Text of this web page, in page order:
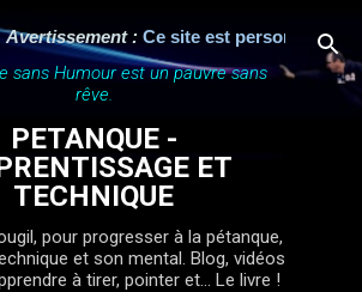
au contenu principal
: Ce site est personnel,
sans Humour est un pauvre sans
rêve.
PETANQUE -
ET
TECHNIQUE
pour progresser à la pétanque,
et son mental. Blog, vidéos
à tirer, pointer et... Le livre !